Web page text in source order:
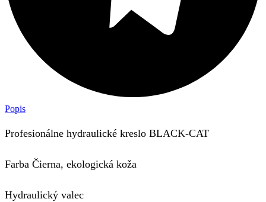
Popis
Profesionálne hydraulické kreslo BLACK-CAT
Farba Čierna, ekologická koža
Hydraulický valec